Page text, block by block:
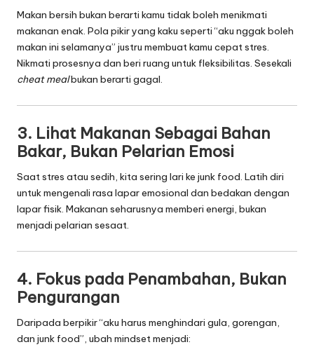
Makan bersih bukan berarti kamu tidak boleh menikmati
makanan enak. Pola pikir yang kaku seperti “aku nggak boleh
makan ini selamanya” justru membuat kamu cepat stres.
Nikmati prosesnya dan beri ruang untuk fleksibilitas. Sesekali
cheat mealbukan berarti gagal.
3. Lihat Makanan Sebagai Bahan
Bakar, Bukan Pelarian Emosi
Saat stres atau sedih, kita sering lari ke junk food. Latih diri
untuk mengenali rasa lapar emosional dan bedakan dengan
lapar fisik. Makanan seharusnya memberi energi, bukan
menjadi pelarian sesaat.
4. Fokus pada Penambahan, Bukan
Pengurangan
Daripada berpikir “aku harus menghindari gula, gorengan,
dan junk food”, ubah mindset menjadi: